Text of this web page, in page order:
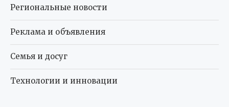
Региональные новости
Реклама и объявления
Семья и досуг
Технологии и инновации